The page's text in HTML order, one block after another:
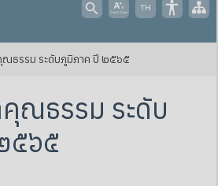
ณธรรม ระดับภูมิภาค ปี ๒๕๖๕
ณธรรม ระดับ
๕๖๕